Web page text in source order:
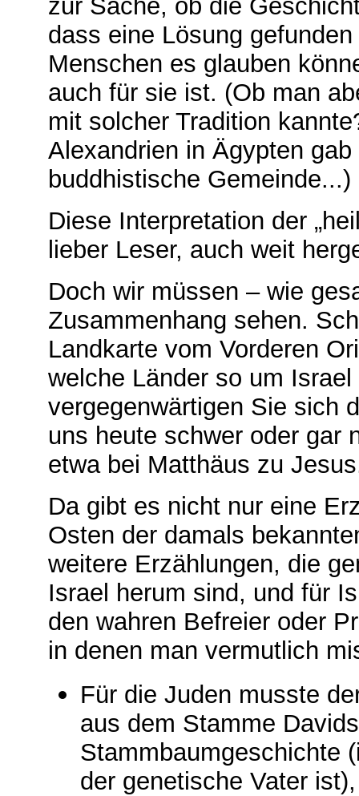
zur Sache, ob die
dass eine Lösung
Menschen es glauben
auch für sie ist. (Ob man
mit solcher Tradition
Alexandrien in Ägypten
buddhistische Gemeinde...)
Diese Interpretation der
lieber Leser, auch weit
Doch wir müssen – wie
Zusammenhang sehen.
Landkarte vom Vorderen
welche Länder so um
vergegenwärtigen Sie sich
uns heute schwer oder gar
etwa bei Matthäus zu
Da gibt es nicht nur eine
Osten der damals
weitere Erzählungen, die
Israel herum sind, und für
den wahren Befreier oder
in denen man vermutlich
Für die Juden musste
aus dem Stamme
Stammbaumgeschichte
der genetische Vater ist),